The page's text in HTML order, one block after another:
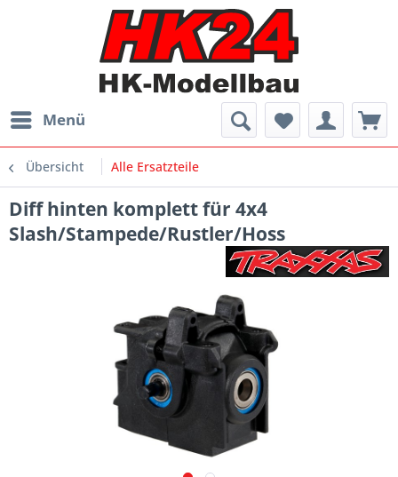
Menü
Übersicht Alle Ersatzteile
Diff hinten komplett für 4x4
Slash/Stampede/Rustler/Hoss